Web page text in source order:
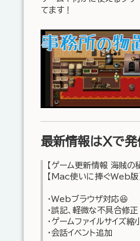
てます！
最新情報はXで発
【ゲーム更新情報 海賊の
【Mac使いに捧ぐWeb版
・Webブラウザ対応😆
・誤記、軽微な不具合修正
・ゲームファイルサイズ縮
・会話イベント追加